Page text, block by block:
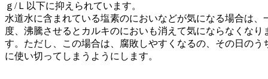
ｇ/Ｌ以下に抑えられています。
水道水に含まれている塩素のにおいなどが気になる場合は、
度、沸騰させるとカルキのにおいも消えて気にならなくなり
す。ただし、この場合は、腐敗しやすくなるの、その日のう
に使い切ってしまうようにします。